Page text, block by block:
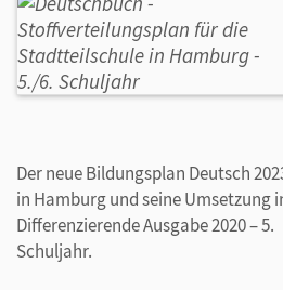
Der neue Bildungsplan Deutsch
in Hamburg und seine Umsetzung
Differenzierende Ausgabe 2020 – 5.
Schuljahr.